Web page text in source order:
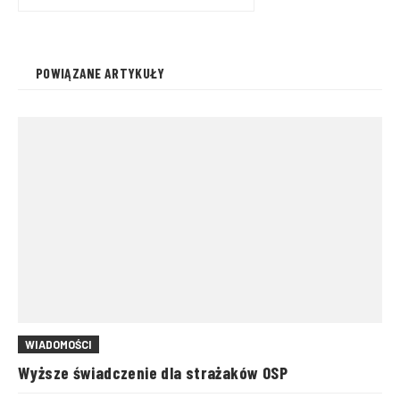
POWIĄZANE ARTYKUŁY
WIADOMOŚCI
Wyższe świadczenie dla strażaków OSP